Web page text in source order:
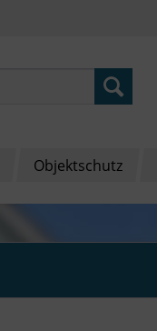
Objektschutz